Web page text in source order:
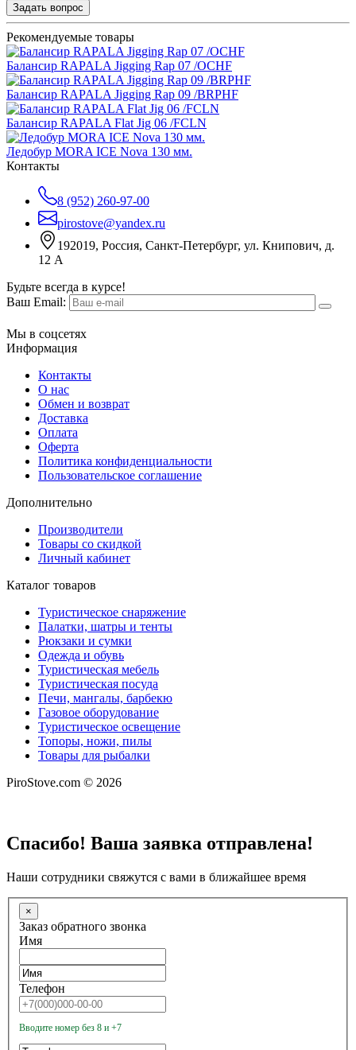
Задать вопрос
Рекомендуемые товары
Балансир RAPALA Jigging Rap 07 /OCHF
Балансир RAPALA Jigging Rap 09 /BRPHF
Балансир RAPALA Flat Jig 06 /FCLN
Ледобур MORA ICE Nova 130 мм.
Контакты
8 (952) 260-97-00
pirostove@yandex.ru
192019, Россия, Санкт-Петербург, ул. Книпович, д.
12 А
Будьте всегда в курсе!
Ваш Email:
Мы в соцсетях
Информация
Контакты
О нас
Обмен и возврат
Доставка
Оплата
Оферта
Политика конфиденциальности
Пользовательское соглашение
Дополнительно
Производители
Товары со скидкой
Личный кабинет
Каталог товаров
Туристическое снаряжение
Палатки, шатры и тенты
Рюкзаки и сумки
Одежда и обувь
Туристическая мебель
Туристическая посуда
Печи, мангалы, барбекю
Газовое оборудование
Туристическое освещение
Топоры, ножи, пилы
Товары для рыбалки
PiroStove.com © 2026
Спасибо! Ваша заявка отправлена!
Наши сотрудники свяжутся с вами в ближайшее время
×
Заказ обратного звонка
Имя
Телефон
Вводите номер без 8 и +7